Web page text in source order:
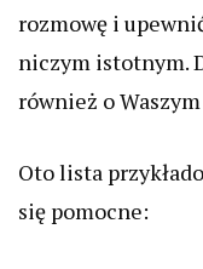
rozmowę i
niczym istotnym.
również o
Oto lista
się pomocne: